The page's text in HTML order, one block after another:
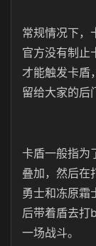
常规情况下，
官方没有制止
才能触发卡盾
留给大家的后
卡盾一般指为
叠加，然后在
勇士和冻原霜
后带着盾去打
一场战斗。